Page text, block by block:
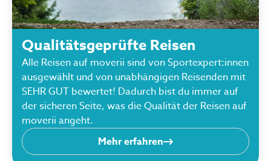
Qualitätsgeprüfte Reisen
Alle Reisen auf moverii sind von Sportexpert:innen
ausgewählt und von unabhängigen Reisenden mit
SEHR GUT bewertet! Dadurch bist du immer auf
der sicheren Seite, was die Qualität der Reisen auf
moverii angeht.
Mehr erfahren